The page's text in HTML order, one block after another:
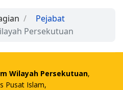
Pejabat
Persekutuan
Wilayah Persekutuan,
Pusat Islam,